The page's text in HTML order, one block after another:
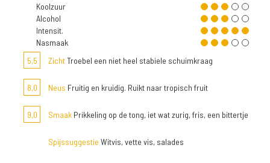
Koolzuur
Alcohol
Intensit.
Nasmaak
5,5
ZichtTroebel een niet heel stabiele schuimkraag
8,0 Neus Fruitig en kruidig. Ruikt naar tropisch fruit
9,0 Smaak Prikkeling op de tong, iet wat zurig, fris, een bittertje
Spijssuggestie Witvis, vette vis, salades